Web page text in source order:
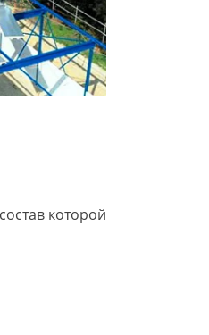
которой